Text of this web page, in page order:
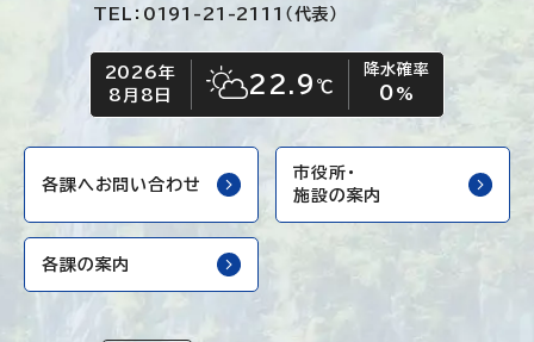
TEL：0191-21-2111（代表）
今日の日付
2026年
8月8日
今日の天気
晴れ時々くもり
22.9 ℃
降水確率
0 %
各課へお問い合わせ
市役所・
施設の案内
各課の案内